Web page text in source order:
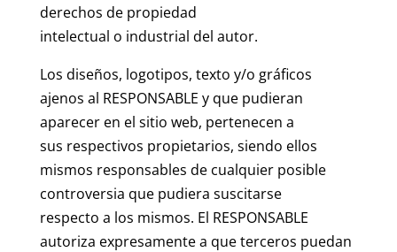
derechos de propiedad
intelectual o industrial del autor.
Los diseños, logotipos, texto y/o gráficos
ajenos al RESPONSABLE y que pudieran
aparecer en el sitio web, pertenecen a
sus respectivos propietarios, siendo ellos
mismos responsables de cualquier posible
controversia que pudiera suscitarse
respecto a los mismos. El RESPONSABLE
autoriza expresamente a que terceros puedan